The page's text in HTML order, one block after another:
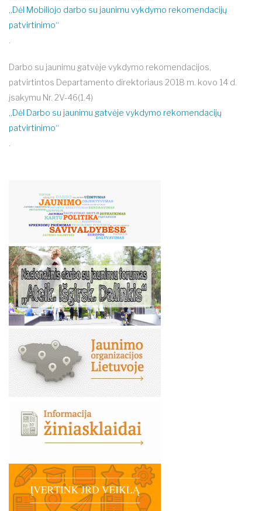
„Dėl Mobiliojo darbo su jaunimu vykdymo rekomendacijų
patvirtinimo“
Darbo su jaunimu gatvėje vykdymo rekomendacijos,
patvirtintos Departamento direktoriaus 2018 m. kovo 14 d.
įsakymu Nr. 2V-46(1.4)
„Dėl Darbo su jaunimu gatvėje vykdymo rekomendacijų
patvirtinimo“